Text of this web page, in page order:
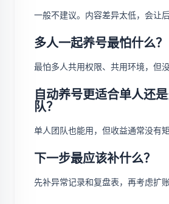
一般不建议。内容差异太低，会让
多人一起养号最怕什么？
最怕多人共用权限、共用环境，但没
自动养号更适合单人还
队？
单人团队也能用，但收益通常没有矩
下一步最应该补什么？
先补异常记录和复盘表，再考虑扩账